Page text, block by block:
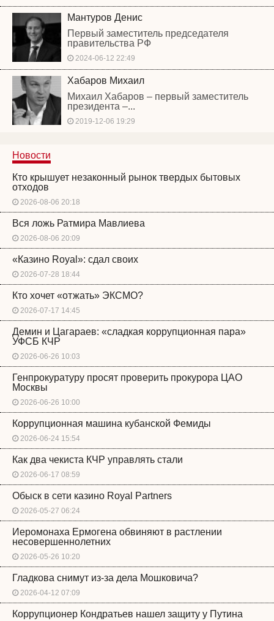
Мантуров Денис
Первый заместитель председателя
правительства РФ
2024-06-12 22:49
Хабаров Михаил
Михаил Хабаров – первый заместитель
президента –...
2019-12-06 19:29
Новости
Кто крышует незаконный рынок твердых бытовых
отходов
2026-08-06 20:18
Вся ложь Ратмира Мавлиева
2026-08-06 20:09
«Казино Royal»: сдал своих
2026-07-28 18:44
Кто хочет «отжать» ЭКСМО?
2026-07-17 14:45
Демин и Цагараев: «сладкая коррупционная пара»
УФСБ КЧР
2026-06-26 10:03
Генпрокуратуру просят проверить прокурора ЦАО
Москвы
2026-06-26 10:00
Коррупционная машина кубанской Фемиды
2026-06-24 15:54
Как два чекиста КЧР управлять стали
2026-06-17 08:59
Обыск в сети казино Royal Partners
2026-05-27 06:24
Иеромонаха Ермогена обвиняют в растлении
несовершеннолетних
2026-05-26 10:20
Гладкова снимут из-за дела Мошковича?
2026-04-12 07:09
Коррупционер Кондратьев нашел защиту у Путина